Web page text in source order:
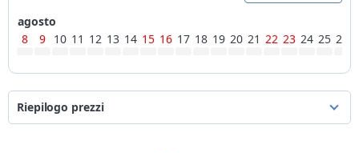
agosto
8
9 10 11 12 13 14 15 16 17 18 19 20 21 22 23 24 25 26
Riepilogo prezzi